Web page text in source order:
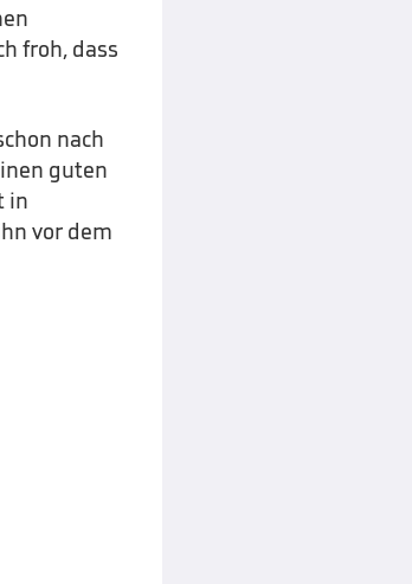
froh, dass
nach
guten
in
vor dem